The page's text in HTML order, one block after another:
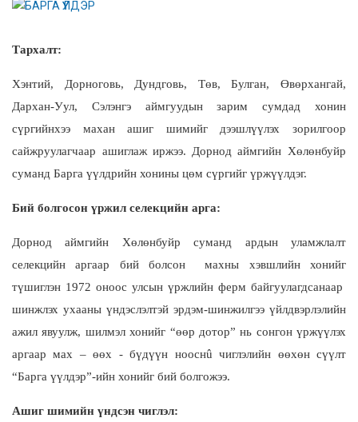
Тархалт:
Хэнтий, Дорноговь, Дундговь, Төв, Булган, Өвөрхангай,
Дархан-Уул, Сэлэнгэ аймгуудын зарим сумдад хонин
сүргийнхээ махан ашиг шимийг дээшлүүлэх зорилгоор
сайжруулагчаар ашиглаж иржээ. Дорнод аймгийн Хөлөнбуйр
суманд Барга үүлдрийн хонины цөм сүргийг үржүүлдэг.
Бий болгосон үржил селекцийн арга:
Дорнод аймгийн Хөлөнбуйр суманд ардын уламжлалт
селекцийн аргаар бий болсон
махны хэвшлийн хонийг
түшиглэн 1972 оноос улсын үржлийн ферм байгуулагдсанаар
шинжлэх ухааны үндэслэлтэй эрдэм-шинжилгээ үйлдвэрлэлийн
ажил явуулж, шилмэл хонийг “өөр дотор” нь сонгон үржүүлэх
аргаар мах – өөх - бүдүүн нооснû чиглэлийн өөхөн сүүлт
“Барга үүлдэр”-ийн хонийг бий болгожээ.
Ашиг шимийн үндсэн чиглэл: